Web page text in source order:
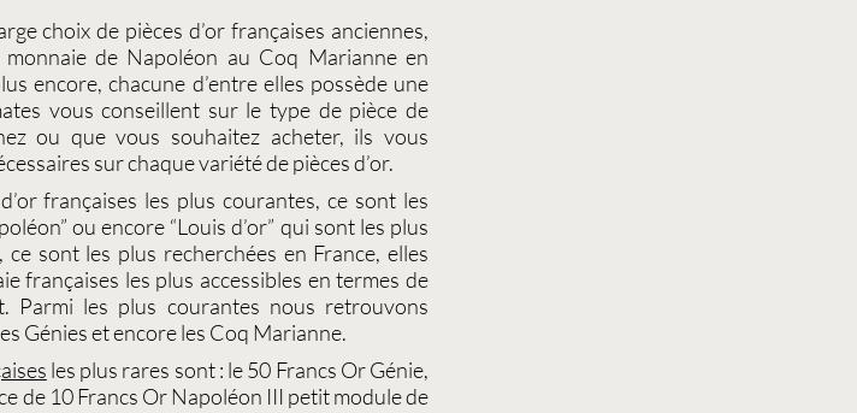
choix de pièces d’or françaises anciennes,
monnaie de Napoléon au Coq Marianneen
encore, chacune d’entre elles possède une
vous conseillent sur le type de pièce de
ou que vous souhaitez acheter, ils vous
sur chaque variété depièces d’or.
françaises les plus courantes, ce sont les
” ou encore “Louis d’or” qui sont les plus
sont les plus recherchées en France, elles
françaises les plus accessibles en termes de
Parmi les plus courantes nous retrouvons
Génieset encore les Coq Marianne.
les plus rares sont : le50 Francs Or Génie,
de 10 Francs Or Napoléon III petit module de